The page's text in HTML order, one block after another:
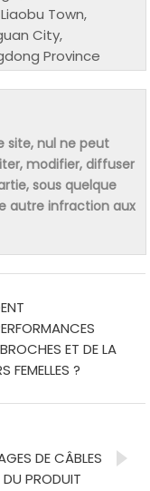
Town,
City,
Province
site, nul ne peut
modifier, diffuser
sous quelque
autre infraction aux
ET DE LA
FEMELLES ?
DE CÂBLES
PRODUIT